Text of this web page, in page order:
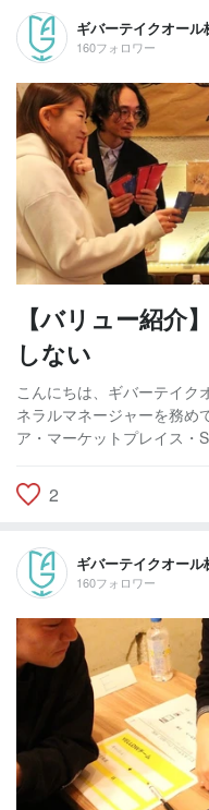
ギバーテイクオール
160フォロワー
【バリュー紹介
しない
こんにちは、ギバーテイク
ネラルマネージャーを務め
ア・マーケットプレイス・
2
ギバーテイクオール
160フォロワー